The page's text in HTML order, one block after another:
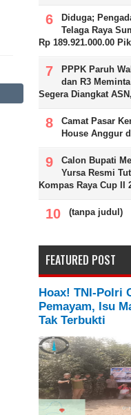
Diduga;
Telaga Raya
Rp 189.921.000.00
PPPK Paruh
dan R3
Segera Diangkat
Camat Pasar
House Anggur
Calon Bupati
Yursa Resmi
Kompas Raya Cup II
(tanpa judul)
FEATURED POST
Hoax! TNI-Polri
Pemayam, Isu
Tak Terbukti